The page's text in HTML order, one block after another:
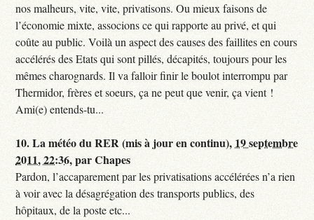
nos malheurs, vite, vite, privatisons. Ou mieux faisons de
l’économie mixte, associons ce qui rapporte au privé, et qui
coûte au public. Voilà un aspect des causes des faillites en cours
accélérés des Etats qui sont pillés, décapités, toujours pour les
mêmes charognards. Il va falloir finir le boulot interrompu par
Thermidor, frères et soeurs, ça ne peut que venir, ça vient !
Ami(e) entends-tu...
10.La météo du RER (mis à jour en continu), 19 septembre
2011, 22:36,parChapes
Pardon, l’accaparement par les privatisations accélérées n’a rien
à voir avec la désagrégation des transports publics, des
hôpitaux, de la poste etc...